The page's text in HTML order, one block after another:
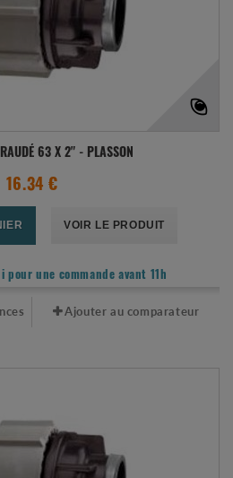
63 X 2" - PLASSON
16.34 €
VOIR LE PRODUIT
pour une commande avant 11h
Ajouter au comparateur